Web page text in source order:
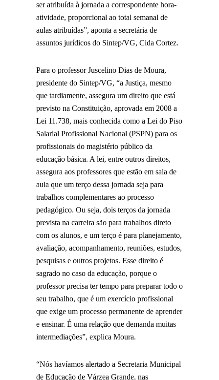
ser atribuída à jornada a correspondente hora-
atividade, proporcional ao total semanal de
aulas atribuídas”, aponta a secretária de
assuntos jurídicos do Sintep/VG, Cida Cortez.
Para o professor Juscelino Dias de Moura,
presidente do Sintep/VG, “a Justiça, mesmo
que tardiamente, assegura um direito que está
previsto na Constituição, aprovada em 2008 a
Lei 11.738, mais conhecida como a Lei do Piso
Salarial Profissional Nacional (PSPN) para os
profissionais do magistério público da
educação básica. A lei, entre outros direitos,
assegura aos professores que estão em sala de
aula que um terço dessa jornada seja para
trabalhos complementares ao processo
pedagógico. Ou seja, dois terços da jornada
prevista na carreira são para trabalhos direto
com os alunos, e um terço é para planejamento,
avaliação, acompanhamento, reuniões, estudos,
pesquisas e outros projetos. Esse direito é
sagrado no caso da educação, porque o
professor precisa ter tempo para preparar todo o
seu trabalho, que é um exercício profissional
que exige um processo permanente de aprender
e ensinar. É uma relação que demanda muitas
intermediações”, explica Moura.
“Nós havíamos alertado a Secretaria Municipal
de Educação de Várzea Grande, nas